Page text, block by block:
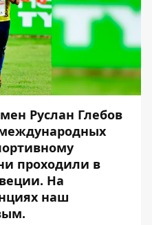
Руслан Глебов
проходили в
На
наш